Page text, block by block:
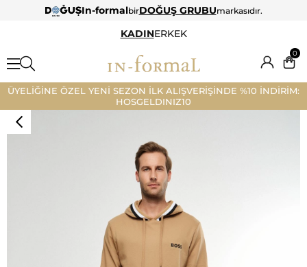
In-formalbirDOĞUŞ GRUBUmarkasıdır.
KADINERKEK
0
ÜYELİĞİNE ÖZEL YENİ SEZON İLK ALIŞVERİŞİNDE %10 İNDİRİM:
HOSGELDINIZ10